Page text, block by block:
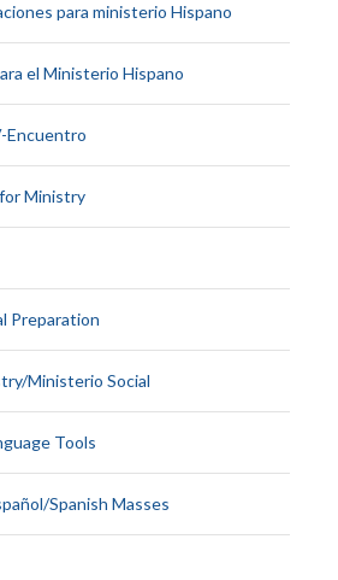
para ministerio Hispano
el Ministerio Hispano
Encuentro
Ministry
Preparation
Ministerio Social
Tools
Spanish Masses